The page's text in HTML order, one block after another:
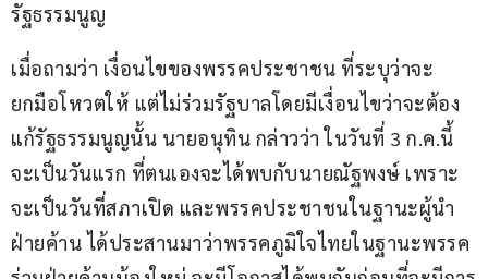
รัฐธรรมนูญ
เมื่อถามว่า เงื่อนไขของพรรคประชาชน ที่ระบุว่าจะ
ยกมือโหวตให้ แต่ไม่ร่วมรัฐบาลโดยมีเงื่อนไขว่าจะต้อง
แก้รัฐธรรมนูญนั้น นายอนุทิน กล่าวว่า ในวันที่ 3 ก.ค.นี้
จะเป็นวันแรก ที่ตนเองจะได้พบกับนายณัฐพงษ์ เพราะ
จะเป็นวันที่สภาเปิด และพรรคประชาชนในฐานะผู้นำ
ฝ่ายค้าน ได้ประสานมาว่าพรรคภูมิใจไทยในฐานะพรรค